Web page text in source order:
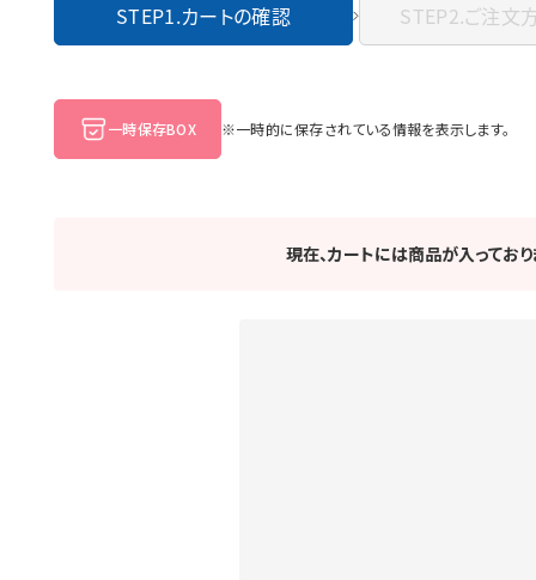
STEP1.カートの確認 STEP2.ご注文
一時保存BOX ※一時的に保存されている情報を表示します。
現在、カートには商品が入ってお